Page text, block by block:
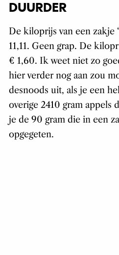
DUURDER
De kiloprijs van een zakje
11,11. Geen grap. De
€ 1,60. Ik weet niet zo
hier verder nog aan zou
desnoods uit, als je een
overige 2410 gram appels
je de 90 gram die in een
opgegeten.